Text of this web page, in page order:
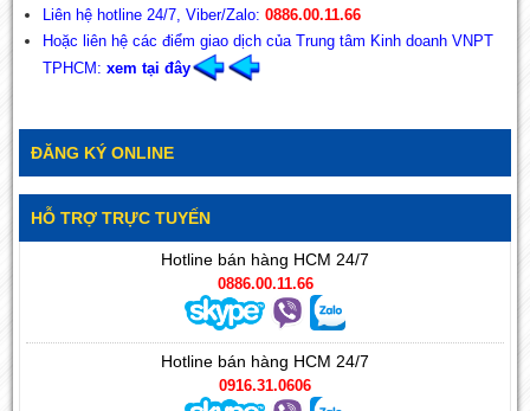
Liên hệ hotline 24/7, Viber/Zalo: 0886.00.11.66
Hoặc liên hệ các điểm giao dịch của Trung tâm Kinh doanh VNPT
TPHCM:xem tại đây
ĐĂNG KÝ ONLINE
HỖ TRỢ TRỰC TUYẾN
Hotline bán hàng HCM 24/7
0886.00.11.66
Hotline bán hàng HCM 24/7
0916.31.0606